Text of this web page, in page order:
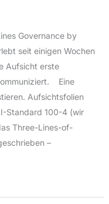
Governance by
seit einigen Wochen
Aufsicht erste
Eine
Aufsichtsfolien
Standard 100-4 (wir
Three-Lines-of-
–